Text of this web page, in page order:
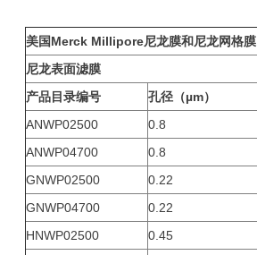
美国Merck Millipore尼龙膜和尼龙网格膜
尼龙表面滤膜
产品目录编号
孔径（µm）
ANWP02500
0.8
ANWP04700
0.8
GNWP02500
0.22
GNWP04700
0.22
HNWP02500
0.45